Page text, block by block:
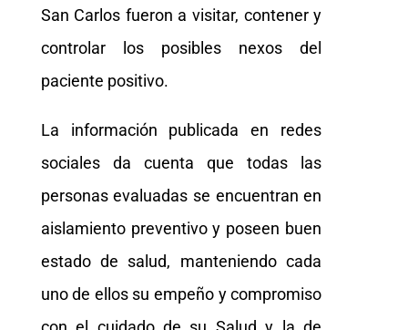
San Carlos fueron a visitar, contener y
controlar los posibles nexos del
paciente positivo.
La información publicada en redes
sociales da cuenta que todas las
personas evaluadas se encuentran en
aislamiento preventivo y poseen buen
estado de salud, manteniendo cada
uno de ellos su empeño y compromiso